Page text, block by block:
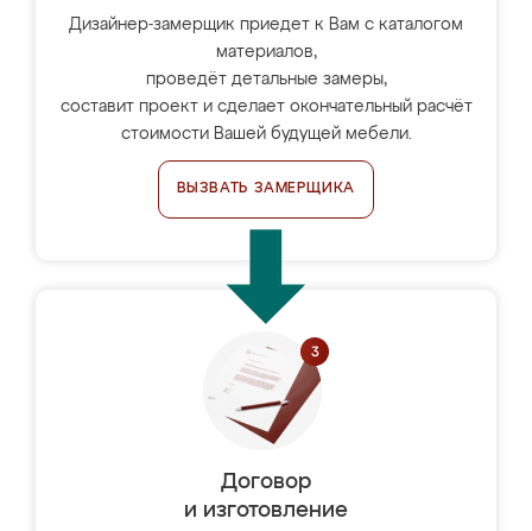
Дизайнер-замерщик приедет к Вам с каталогом
материалов,
проведёт детальные замеры,
составит проект и сделает окончательный расчёт
стоимости Вашей будущей мебели.
ВЫЗВАТЬ ЗАМЕРЩИКА
Договор
и изготовление